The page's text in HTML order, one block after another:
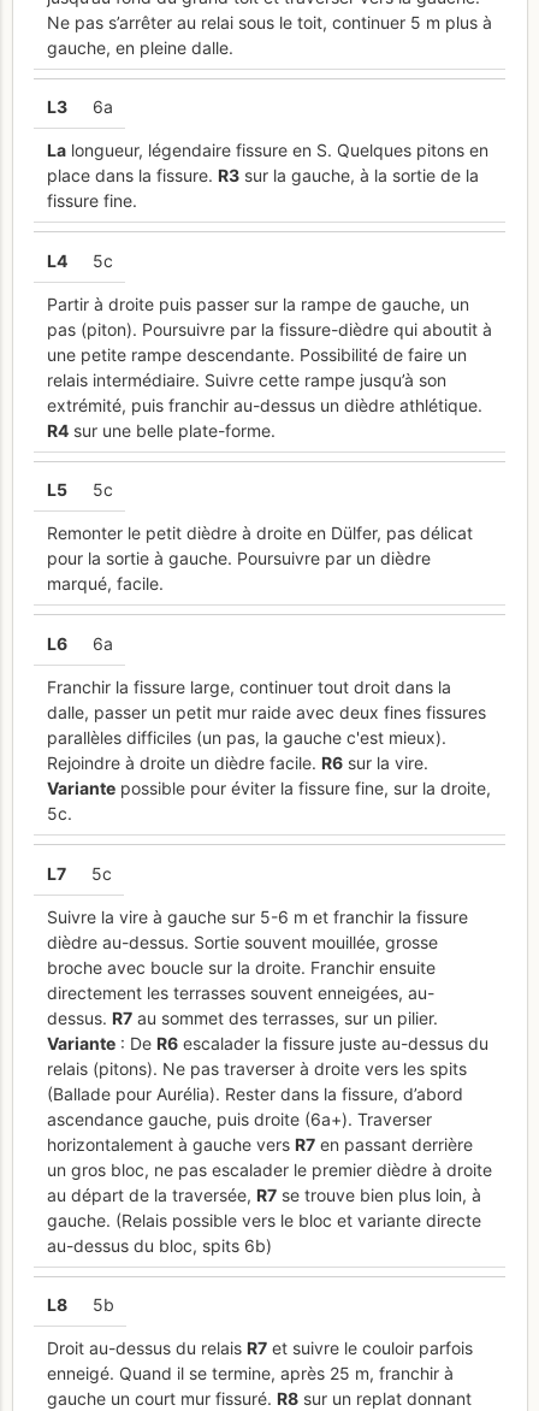
Ne pas s’arrêter au relai sous le toit, continuer 5 m plus à
gauche, en pleine dalle.
L3 6a
Lalongueur, légendaire fissure en S. Quelques pitons en
place dans la fissure. R3sur la gauche, à la sortie de la
fissure fine.
L4 5c
Partir à droite puis passer sur la rampe de gauche, un
pas (piton). Poursuivre par la fissure-dièdre qui aboutit à
une petite rampe descendante. Possibilité de faire un
relais intermédiaire. Suivre cette rampe jusqu’à son
extrémité, puis franchir au-dessus un dièdre athlétique.
R4sur une belle plate-forme.
L5 5c
Remonter le petit dièdre à droite en Dülfer, pas délicat
pour la sortie à gauche. Poursuivre par un dièdre
marqué, facile.
L6 6a
Franchir la fissure large, continuer tout droit dans la
dalle, passer un petit mur raide avec deux fines fissures
parallèles difficiles (un pas, la gauche c'est mieux).
Rejoindre à droite un dièdre facile. R6sur la vire.
Variantepossible pour éviter la fissure fine, sur la droite,
5c.
L7 5c
Suivre la vire à gauche sur 5-6 m et franchir la fissure
dièdre au-dessus. Sortie souvent mouillée, grosse
broche avec boucle sur la droite. Franchir ensuite
directement les terrasses souvent enneigées, au-
dessus. R7au sommet des terrasses, sur un pilier.
Variante: De R6escalader la fissure juste au-dessus du
relais (pitons). Ne pas traverser à droite vers les spits
(Ballade pour Aurélia). Rester dans la fissure, d’abord
ascendance gauche, puis droite (6a+). Traverser
horizontalement à gauche vers R7en passant derrière
un gros bloc, ne pas escalader le premier dièdre à droite
au départ de la traversée, R7se trouve bien plus loin, à
gauche. (Relais possible vers le bloc et variante directe
au-dessus du bloc, spits 6b)
L8 5b
Droit au-dessus du relais R7et suivre le couloir parfois
enneigé. Quand il se termine, après 25 m, franchir à
gauche un court mur fissuré. R8sur un replat donnant